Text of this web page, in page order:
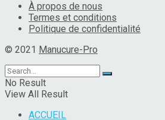
À propos de nous
Termes et conditions
Politique de confidentialité
© 2021 Manucure-Pro
No Result
View All Result
ACCUEIL